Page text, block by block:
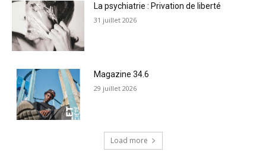
La psychiatrie : Privation de liberté
31 juillet 2026
Magazine 34.6
29 juillet 2026
Load more